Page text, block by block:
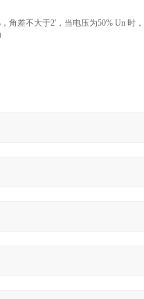
差不大于2'，当电压为50% Un 时